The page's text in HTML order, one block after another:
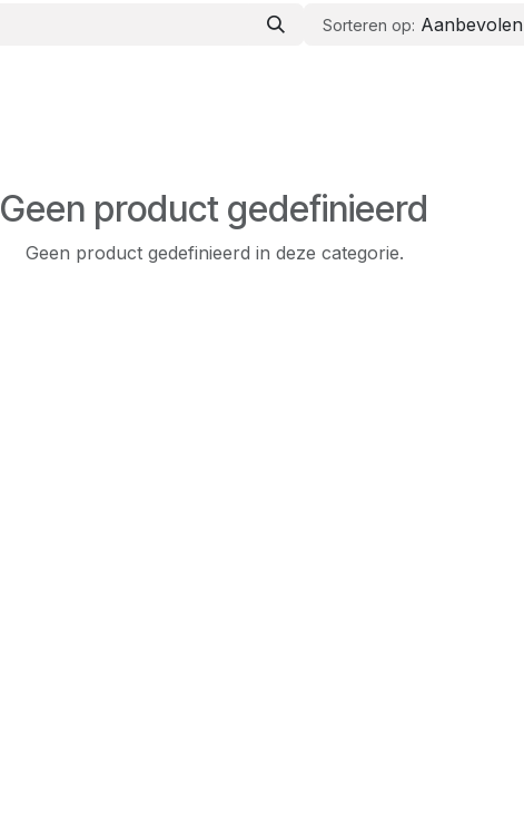
Sorteren op: Aanbevolen
Geen product gedefinieerd
Geen product gedefinieerd in deze categorie.